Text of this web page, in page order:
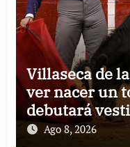
Villaseca de
ver nacer un
debutará
pueblo
Ago 8, 2026